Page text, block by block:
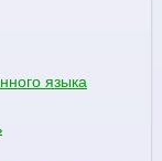
языка